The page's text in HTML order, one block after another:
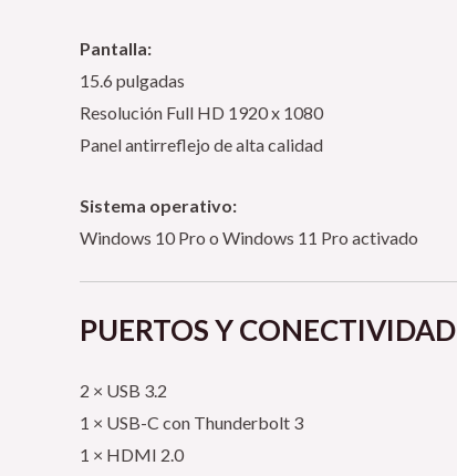
Pantalla:
15.6 pulgadas
Resolución Full HD 1920 x 1080
Panel antirreflejo de alta calidad
Sistema operativo:
Windows 10 Pro o Windows 11 Pro activado
PUERTOS Y CONECTIVIDAD
2 × USB 3.2
1 × USB-C con Thunderbolt 3
1 × HDMI 2.0